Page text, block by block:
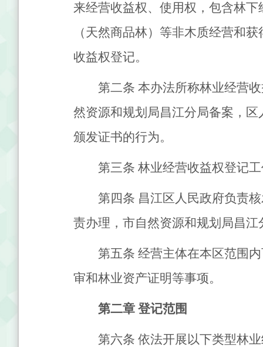
来经营收益权、使用权，包含林
（天然商品林）等非木质经营和
收益权登记。
第二条 本办法所称林业经营
然资源和规划局昌江分局备案，
颁发证书的行为。
第三条 林业经营收益权登记
第四条 昌江区人民政府负责
责办理，市自然资源和规划局昌
第五条 经营主体在本区范围
审和林业资产证明等事项。
第二章 登记范围
第六条 依法开展以下类型林